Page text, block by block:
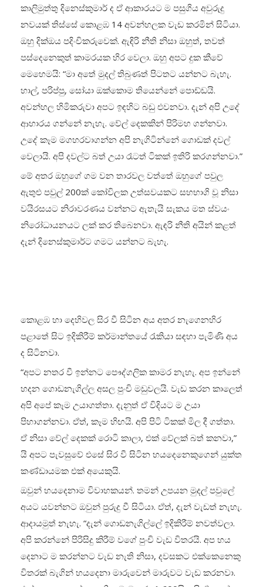
කාලිමුත්තු දිනෙස්කුමාර් ද ඒ ආකාරයට ම පසුගිය අවුරුදු
නවයක් තිස්සේ කොළඹ 14 අවන්හලක වැඩ කරමින් සිටියා.
ඔහු දික්ඔය පදිංචිකරුවෙක්. ඇඳිරි නීති නිසා ඔහුත්, තවත්
පස්දෙනෙකුත් කාමරයක හිර වෙලා. ඔහු අපට දුක කීවේ
මෙහෙමයි: “මා අතේ මුදල් තිබුණත් පිටතට යන්නට බැහැ.
හාල්, පරිප්පු, සෝයා ඔක්කොම තියෙන්නේ පොඩ්ඩයි.
අවන්හල හිමිකරුවා අපට ඉඳහිට බඩු එවනවා. දැන් අපි උදේ
ආහාරය ගන්නේ නැහැ. වේල් දෙකකින් පිරිමහ ගන්නවා.
උදේ කෑම මගහරවාගන්න අපි නැගිටින්නේ ගොඩක් දවල්
වෙලායි. අපි දවල්ට බත් උයා රෑටත් ටිකක් ඉතිරි කරගන්නවා.”
මේ අතර ඔහුගේ ගම වන තාරවල වත්තේ ඔහුගේ පවුල
ඇතුළු පවුල් 200ක් කෝවිලක උත්සවයකට සහභාගි වූ නිසා
වයිරසයට නිරාවරණය වන්නට ඇතැයි සැකය මත ස්වයං
නිරෝධායනයට ලක් කර තිබෙනවා. ඇඳරි නීති අයින් කළත්
දැන් දිනෙස්කුමාර්ට ගමට යන්නට බැහැ.
කොළඹ හා දෙහිවල සිර වී සිටින අය අතර නැගෙනහිර
පළාතේ සිට ඉදිකිරීම් කර්මාන්තයේ රැකියා සඳහා පැමිණි අය
ද සිටිනවා.
“අපට නතර වී ඉන්නට පෞද්ගලික කාමර නැහැ. අප ඉන්නේ
හදන ගොඩනැගිල්ල අසල පුංචි මඩුවලයි. වැඩ කරන කාලෙත්
අපි අපේ කෑම උයාගත්තා. දැනුත් ඒ විදියට ම උයා
පිහාගන්නවා. ඒත්, කෑම හිඟයි. අපි පිටි ටිකක් මිල දී ගත්තා.
ඒ නිසා වේල් දෙකක් රොටි කාලා, එක් වේලක් බත් කනවා,”
යි අපට පැවසුවේ එසේ සිර වී සිටින හයදෙනෙකුගෙන් යුක්ත
කණ්ඩායමක එක් අයෙකුයි.
ඔවුන් හයදෙනාම විවාහකයන්. තමන් උපයන මුදල් පවුලේ
අයට යවන්නට ඔවුන් පුරුදු වී සිටියා. ඒත්, දැන් වැඩත් නැහැ.
ආදායමුත් නැහැ. “දැන් ගොඩනැගිල්ලේ ඉදිකිරීම් නවත්වලා.
අපි කරන්නේ පිරිසිදු කිරීම් වගේ පුංචි වැඩ විතරයි. අප හය
දෙනාට ම කරන්නට වැඩ නැති නිසා, දවසකට එක්කෙනෙකු
විතරක් බැගින් හයදෙනා මාරුවෙන් මාරුවට වැඩ කරනවා.